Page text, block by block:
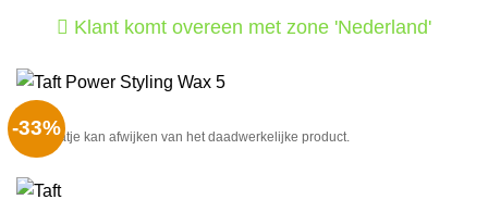
Klant komt overeen met zone 'Nederland'
-33%
Het plaatje kan afwijken van het daadwerkelijke product.